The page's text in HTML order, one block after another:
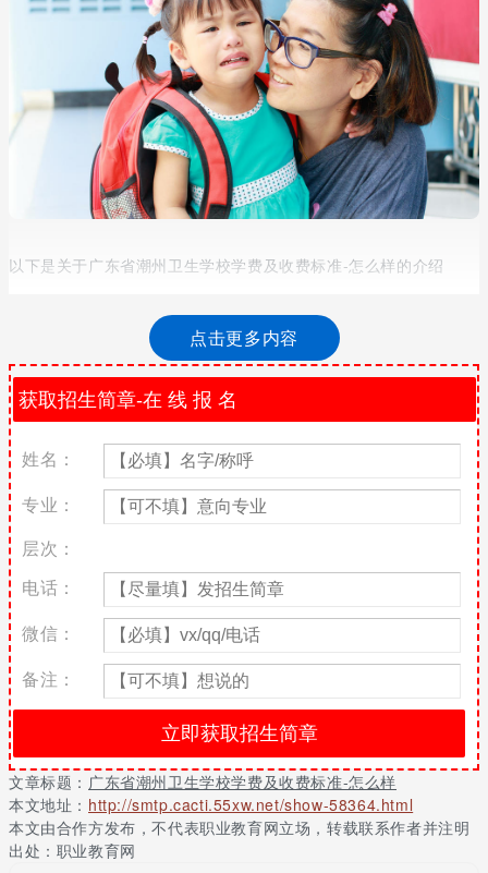
以下是关于广东省潮州卫生学校学费及收费标准-怎么样的介绍
很多家长和学生在选择学校的时候，除了会看学校的办学规模、师
资等方面，还会关心学校的学费问题，不同的学校，因为办学的性
质不一样，所以学校的收费也会有所差异，一般公办的学校学费会
比私立学校的学费便宜，最近，就有学生来咨询广东省潮州卫生学
校的学费是多少钱及收费标准等相关问题，那对于这个问题，小编
就给大家整理了学校的收费标准，希望对广大学子有所帮助。
2.广东省潮州卫生学校学费是多少钱及收费标准
广东省潮州卫生学校2018年学费，中医学专业学费为3640元/学
年，医学检验技术专业学费为3640元/学年，中药专业学费为3640
元/学年，康复治疗技术专业学费为3640元/学年，药学专业学费为
3640元/学年，护理学专业学费为3640元/学年，助产专业学费为
3640元/学年。学校已构建起以中等职业教育为主、成人高等教育
为辅，学历教育与在岗位培训兼顾，全日制与业余教育并存，独立
办学与联合办学互补的办学模式并取得显著的办学效益。现有在校
生4251人，中职层次开设有医药卫护类专业13个，其中护理、药剂
两个专业已被省教育厅评审认定为省级重点建设专业。
3.广东省潮州卫生学校奖学金及资助补助政策
广东省潮州卫生学校特困生助学基金管理办法，第一条设立特困生
助学基金的宗旨，为贯彻“三个代表”重要思想，帮助部分家庭经济
特别困难的学生(以下简称“特困生”)顺利完成学业，不让在校学生因
家庭经济困难而中途退学，学校根据《国务院关于发展职业教育的
点击更多内容
姓名：
专业：
层次：
电话：
微信：
备注：
文章标题： 广东省潮州卫生学校学费及收费标准-怎么样
本文地址： http://smtp.cacti.55xw.net/show-58364.html
本文由合作方发布，不代表职业教育网立场，转载联系作者并注明
出处：职业教育网